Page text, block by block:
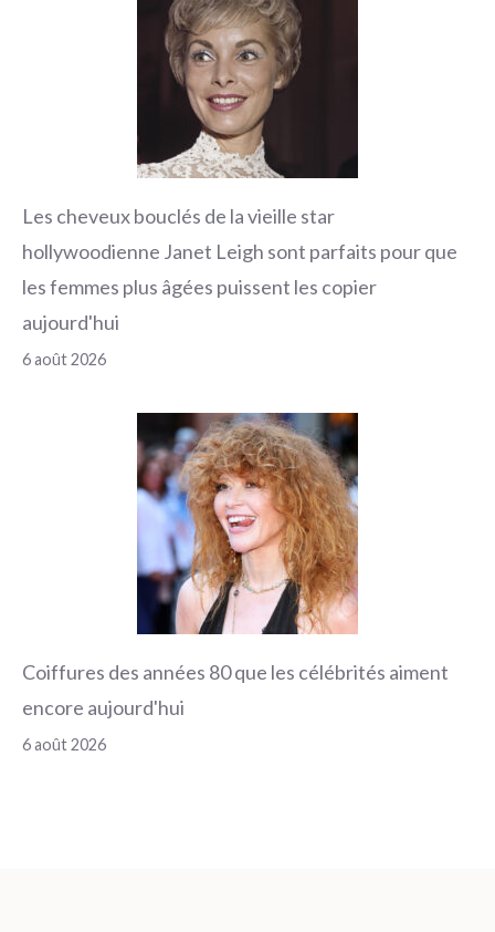
Les cheveux bouclés de la vieille star
hollywoodienne Janet Leigh sont parfaits pour que
les femmes plus âgées puissent les copier
aujourd'hui
6 août 2026
Coiffures des années 80 que les célébrités aiment
encore aujourd'hui
6 août 2026